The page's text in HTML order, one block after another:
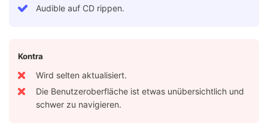
Audible auf CD rippen.
Kontra
Wird selten aktualisiert.
Die Benutzeroberfläche ist etwas unübersichtlich und
schwer zu navigieren.